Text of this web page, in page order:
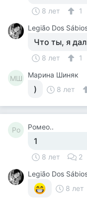
8 лет
1
Legião Dos
Что ты, я
8 лет 1
МШ Марина Шиняк
) 8 лет
Ро Ромео..
1
8 лет 2
Legião Dos
8 лет